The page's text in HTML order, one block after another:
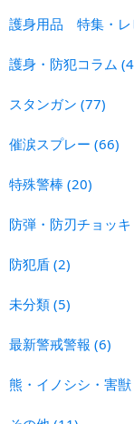
護身用品 特集・レ
護身・防犯コラム
スタンガン (77)
催涙スプレー (66)
特殊警棒 (20)
防弾・防刃チョッキ
防犯盾 (2)
未分類 (5)
最新警戒警報 (6)
熊・イノシシ・害獣